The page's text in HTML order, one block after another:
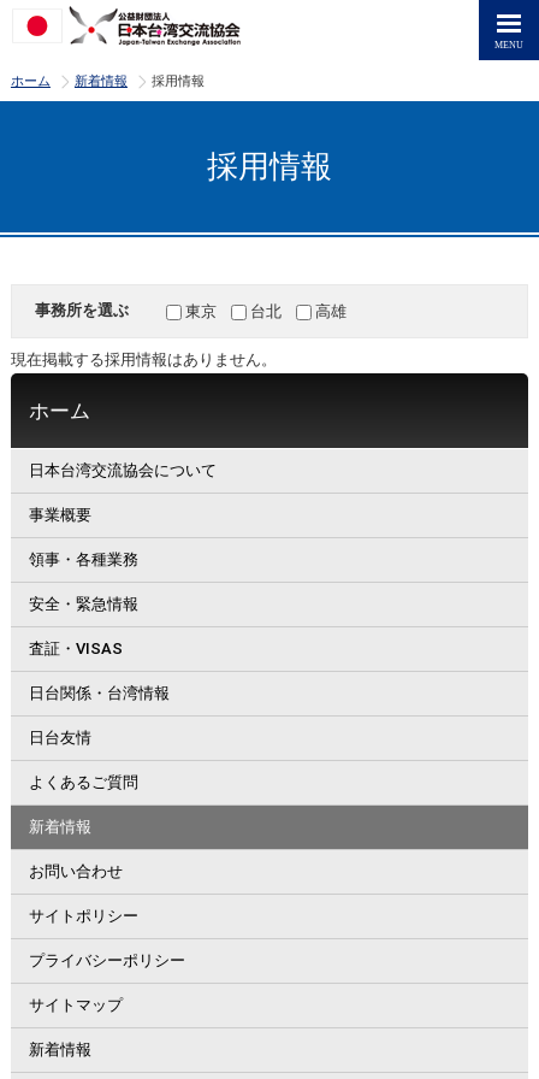
ホーム >
新着情報 >
採用情報
採用情報
事務所を選ぶ 東京 台北 高雄
現在掲載する採用情報はありません。
ホーム
日本台湾交流協会について
事業概要
領事・各種業務
安全・緊急情報
査証・VISAS
日台関係・台湾情報
日台友情
よくあるご質問
新着情報
お問い合わせ
サイトポリシー
プライバシーポリシー
サイトマップ
新着情報